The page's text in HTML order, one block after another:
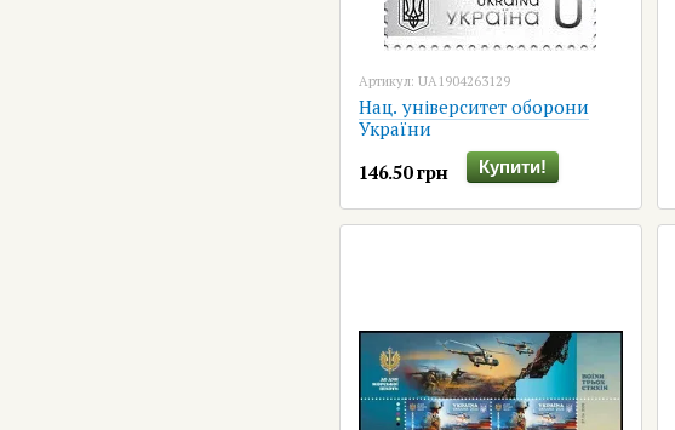
Артикул: UA1904263129
Нац. університет оборони
України
146.50 грн
Купити!